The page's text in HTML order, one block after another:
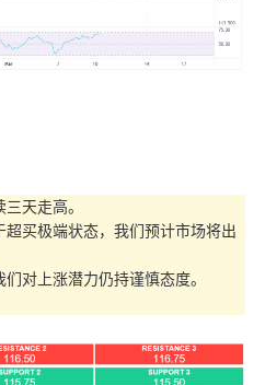
天走高。
买极端状态，我们预计市场将出
对上涨潜力仍持谨慎态度。